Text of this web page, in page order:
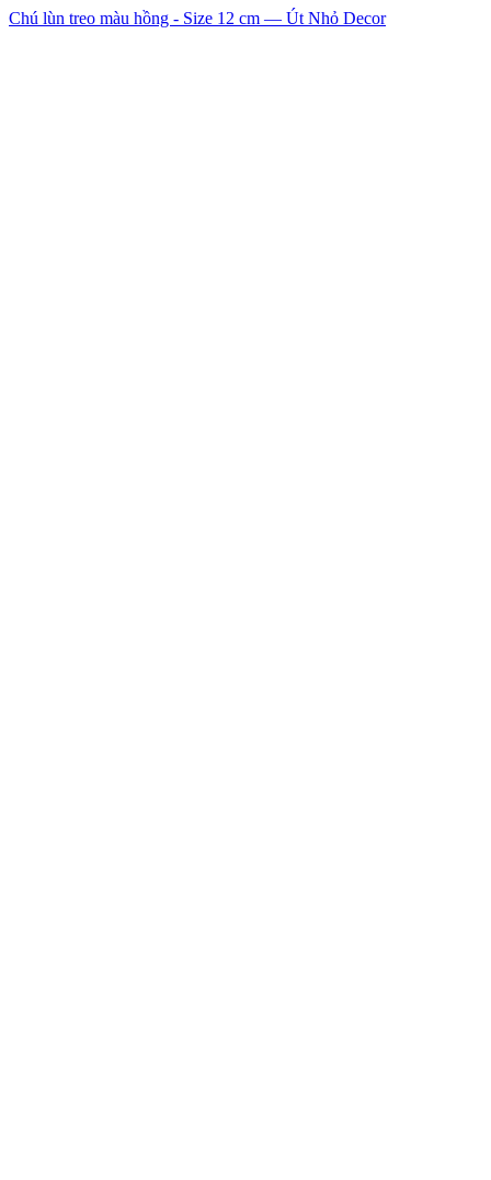
Chú lùn treo màu hồng - Size 12 cm — Út Nhỏ Decor